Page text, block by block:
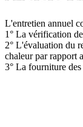
L'entretien annuel
1° La vérification
2° L'évaluation du
chaleur par rapport
3° La fourniture